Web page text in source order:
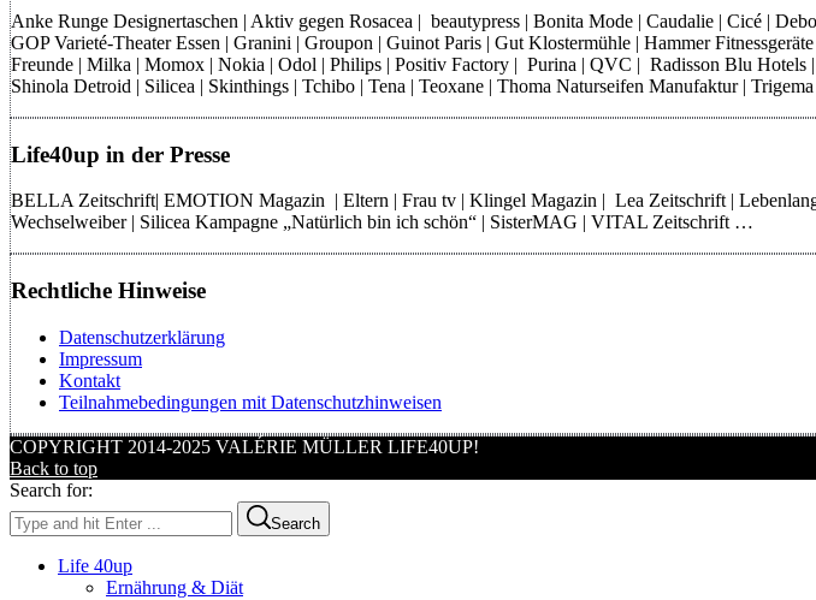
Anke Runge Designertaschen | Aktiv gegen Rosacea | beautypress | Bonita Mode | Caudalie | Cicé |
GOP Varieté-Theater Essen | Granini | Groupon | Guinot Paris | Gut Klostermühle | Hammer
Freunde | Milka | Momox | Nokia | Odol | Philips | Positiv Factory | Purina | QVC | Radisson Blu
Shinola Detroid | Silicea | Skinthings | Tchibo | Tena | Teoxane | Thoma Naturseifen Manufaktur |
Life40up in der Presse
BELLA Zeitschrift| EMOTION Magazin | Eltern | Frau tv | Klingel Magazin | Lea Zeitschrift |
Wechselweiber | Silicea Kampagne „Natürlich bin ich schön“ | SisterMAG | VITAL Zeitschrift …
Rechtliche Hinweise
Datenschutzerklärung
Impressum
Kontakt
Teilnahmebedingungen mit Datenschutzhinweisen
COPYRIGHT 2014-2025 VALÉRIE MÜLLER LIFE40UP!
Back to top
Search for:
Search
Life 40up
Ernährung & Diät